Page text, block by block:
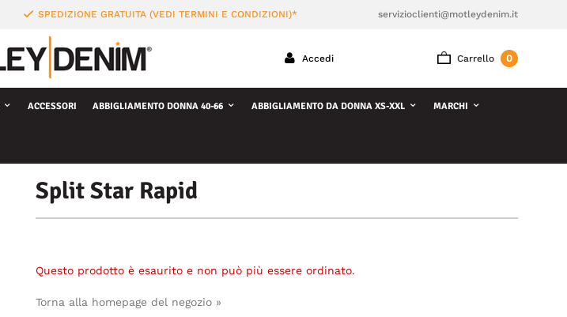
SPEDIZIONE GRATUITA (VEDI TERMINI E CONDIZIONI)* servizioclienti@motleydenim.it
Carrello 0
Accedi
ACCESSORI ABBIGLIAMENTO DONNA 40-66 ABBIGLIAMENTO DA DONNA XS-XXL MARCHI
Split Star Rapid
Questo prodotto è esaurito e non può più essere ordinato.
Torna alla homepage del negozio »